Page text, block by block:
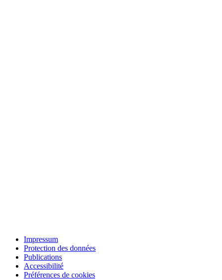
Impressum
Protection des données
Publications
Accessibilité
Préférences de cookies